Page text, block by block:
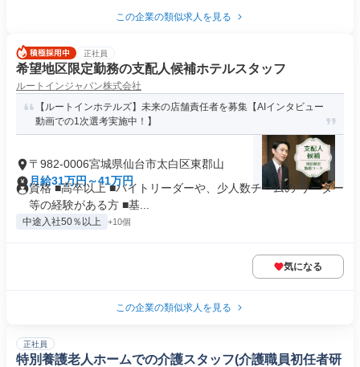
この企業の類似求人を見る
正社員
希望地区限定勤務の支配人候補ホテルスタッフ
ルートインジャパン株式会社
【ルートインホテルズ】未来の店舗責任者を募集【AIインタビュー
動画での1次選考実施中！】
〒982-0006宮城県仙台市太白区東郡山
月給31万円～41万円
資格 ■高卒以上 ■バイトリーダーや、少人数チームの リーダー
等の経験がある方 ■基...
中途入社50％以上 +10個
気になる
この企業の類似求人を見る
正社員
特別養護老人ホームでの介護スタッフ(介護職員初任者研